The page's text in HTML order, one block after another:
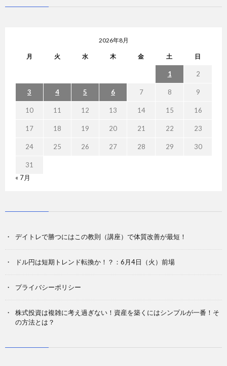
2026年8月
月 火 水 木 金 土 日
1 2
3 4 5 6 7 8 9
10 11 12 13 14 15 16
17 18 19 20 21 22 23
24 25 26 27 28 29 30
31
« 7月
デイトレで勝つにはこの教則（講座）で体質改善が最短！
ドル円は短期トレンド転換か！？：6月4日（火）前場
プライバシーポリシー
株式投資は複雑に考え過ぎない！資産を築くにはシンプルが一番！そ
の方法とは？